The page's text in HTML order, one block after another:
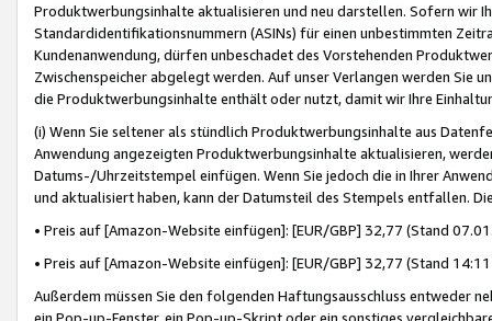
Produktwerbungsinhalte aktualisieren und neu darstellen. Sofern wir
Standardidentifikationsnummern (ASINs) für einen unbestimmten
Kundenanwendung, dürfen unbeschadet des Vorstehenden
Zwischenspeicher abgelegt werden. Auf unser Verlangen werden Sie
die Produktwerbungsinhalte enthält oder nutzt, damit wir Ihre
(i) Wenn Sie seltener als stündlich Produktwerbungsinhalte aus
Anwendung angezeigten Produktwerbungsinhalte aktualisieren,
Datums-/Uhrzeitstempel einfügen. Wenn Sie jedoch die in Ihrer
und aktualisiert haben, kann der Datumsteil des Stempels entfallen.
• Preis auf [Amazon-Website einfügen]: [EUR/GBP] 32,77 (Stand
• Preis auf [Amazon-Website einfügen]: [EUR/GBP] 32,77 (Stand
Außerdem müssen Sie den folgenden Haftungsausschluss entweder
ein Pop-up-Fenster, ein Pop-up-Skript oder ein sonstiges